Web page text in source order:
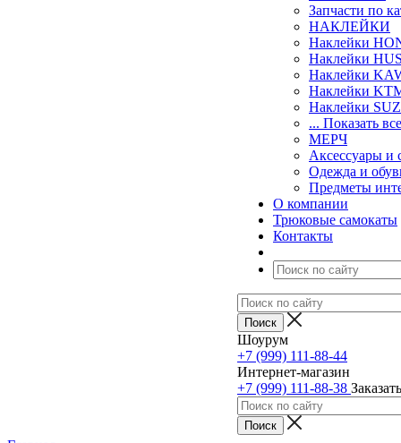
Запчасти по
НАКЛЕЙКИ
Наклейки
Наклейки
Наклейки
Наклейки
Наклейки
... Показать все
МЕРЧ
Аксессуары и
Одежда и
Предметы
О компании
Трюковые самокаты
Контакты
Шоурум
+7 (999) 111-88-44
Интернет-магазин
+7 (999) 111-88-38